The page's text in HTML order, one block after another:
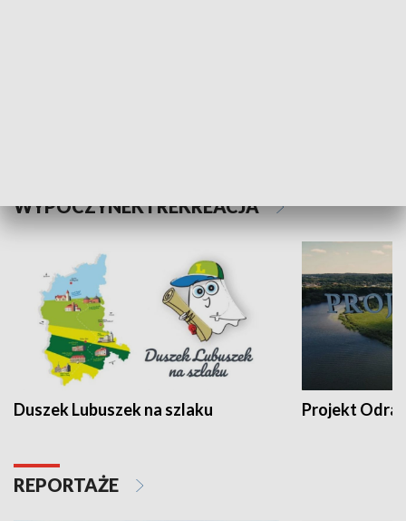
WYPOCZYNEK I REKREACJA
Duszek Lubuszek na szlaku Projekt Odra
REPORTAŻE